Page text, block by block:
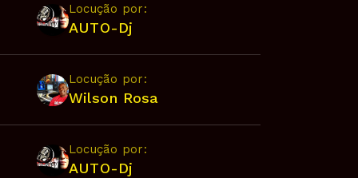
Locução por:
AUTO-Dj
Locução por:
Wilson Rosa
Locução por:
AUTO-Dj